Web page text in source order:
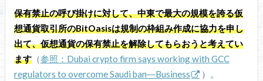
保有禁止の呼び掛けに対して、中東で最大の規模を誇る仮
想通貨取引所のBitOasisは規制の枠組み作成に協力を申し
出て、仮想通貨の保有禁止を解除してもらおうと考えてい
ます（参照：Dubai crypto firm says working with GCC
regulators to overcome Saudi ban―Business
）。